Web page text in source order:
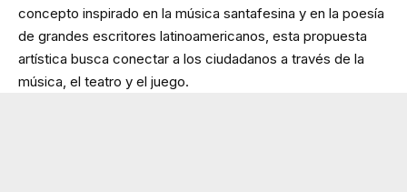
concepto inspirado en la música santafesina y en la poesía
de grandes escritores latinoamericanos, esta propuesta
artística busca conectar a los ciudadanos a través de la
música, el teatro y el juego.